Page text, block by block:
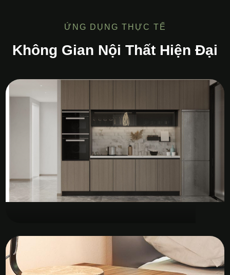
ỨNG DỤNG THỰC TẾ
Không Gian Nội Thất Hiện Đại